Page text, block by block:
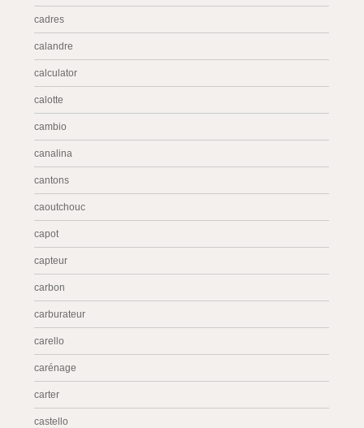
cadres
calandre
calculator
calotte
cambio
canalina
cantons
caoutchouc
capot
capteur
carbon
carburateur
carello
carénage
carter
castello